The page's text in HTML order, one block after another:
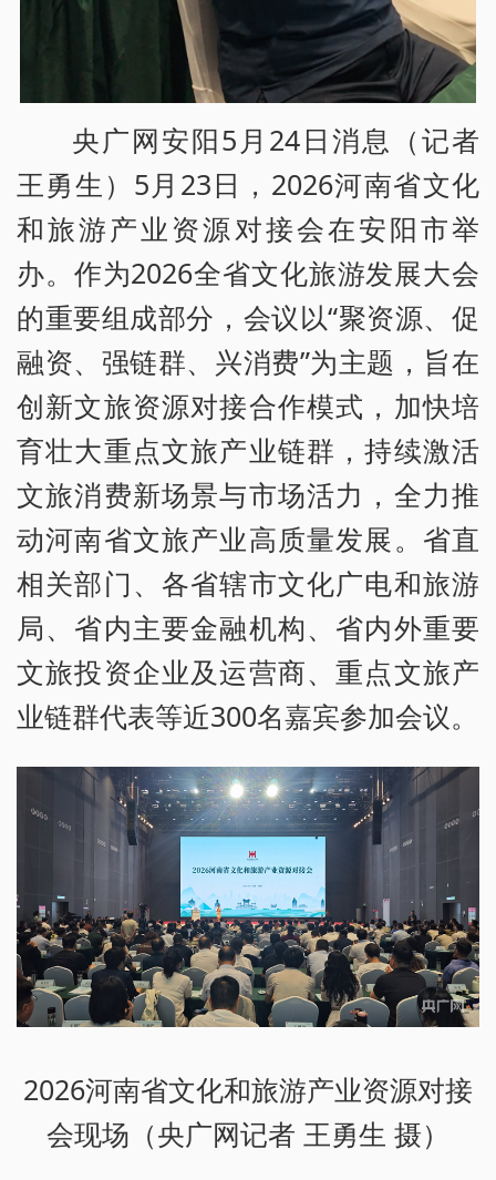
央广网安阳5月24日消息（记者
王勇生）5月23日，2026河南省文化
和旅游产业资源对接会在安阳市举
办。作为2026全省文化旅游发展大会
的重要组成部分，会议以“聚资源、促
融资、强链群、兴消费”为主题，旨在
创新文旅资源对接合作模式，加快培
育壮大重点文旅产业链群，持续激活
文旅消费新场景与市场活力，全力推
动河南省文旅产业高质量发展。省直
相关部门、各省辖市文化广电和旅游
局、省内主要金融机构、省内外重要
文旅投资企业及运营商、重点文旅产
业链群代表等近300名嘉宾参加会议。
2026河南省文化和旅游产业资源对接
会现场（央广网记者 王勇生 摄）